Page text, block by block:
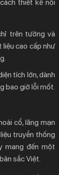
thiết kế nội
trên tường và
cao cấp như
tích lớn, dành
bao giờ lỗi mốt.
cổ, lãng mạn
truyền thống
mang đến một
sắc Việt.